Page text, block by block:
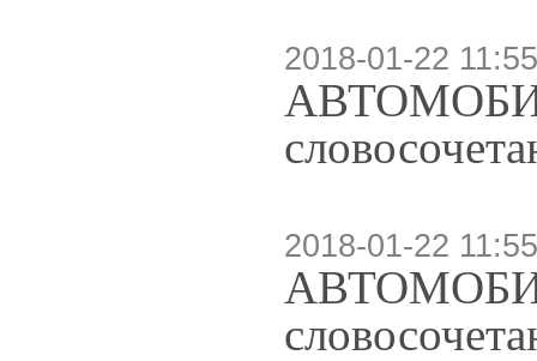
2018-01-22
2018-01-22